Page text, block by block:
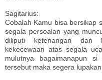
Sagitarius:
Cobalah Kamu bisa bersikap
segala persoalan yang
diliputi ketenangan dan
kekecewaan atas segala
mulutnya bagaimanapun
tersebut maka segera